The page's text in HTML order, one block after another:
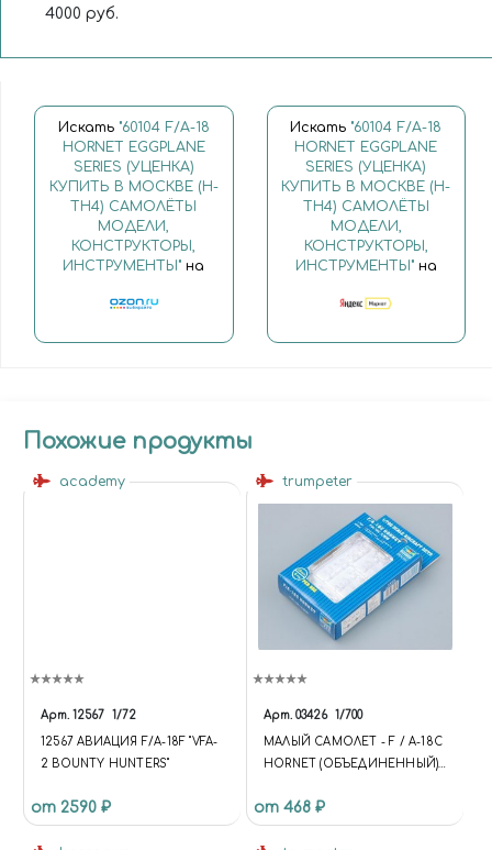
4000 руб.
Искать "60104 F/A-18
HORNET EGGPLANE
SERIES (УЦЕНКА)
КУПИТЬ В МОСКВЕ (H-
TH4) САМОЛЁТЫ
МОДЕЛИ,
КОНСТРУКТОРЫ,
ИНСТРУМЕНТЫ" на
Искать "60104 F/A-18
HORNET EGGPLANE
SERIES (УЦЕНКА)
КУПИТЬ В МОСКВЕ (H-
TH4) САМОЛЁТЫ
МОДЕЛИ,
КОНСТРУКТОРЫ,
ИНСТРУМЕНТЫ"на
Похожие продукты
academy
Арт. 12567 1/72
12567 АВИАЦИЯ F/A-18F "VFA-
2 BOUNTY HUNTERS"
от 2590 ₽
trumpeter
Арт. 03426 1/700
МАЛЫЙ САМОЛЕТ - F / A-18C
HORNET (ОБЪЕДИНЕННЫЙ)
HORNET (CONSOLIDATED)
от 468 ₽